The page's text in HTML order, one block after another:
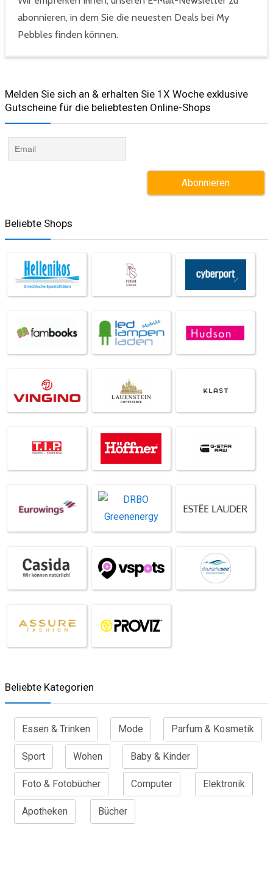
abonnieren, in dem Sie die neuesten Deals bei My
Pebbles finden können.
Melden Sie sich an & erhalten Sie 1X Woche exklusive
Gutscheine für die beliebtesten Online-Shops​
Beliebte Shops
Beliebte Kategorien
Essen & Trinken Mode Parfum & Kosmetik
Sport Wohen Baby & Kinder
Foto & Fotobücher Computer Elektronik
Apotheken Bücher